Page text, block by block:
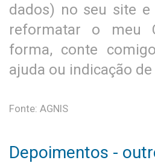
dados) no seu site
reformatar o meu
forma, conte
ajuda ou indicação
Fonte: AGNIS
Depoimentos -